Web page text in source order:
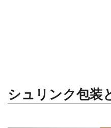
シュリンク包装